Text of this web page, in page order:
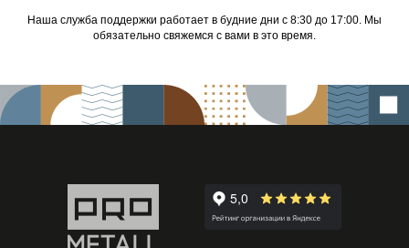
Наша служба поддержки работает в будние дни с 8:30 до 17:00. Мы
обязательно свяжемся с вами в это время.